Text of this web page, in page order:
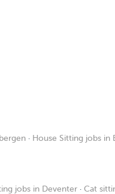
· House Sitting jobs in
jobs in Deventer · Cat